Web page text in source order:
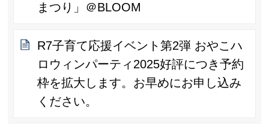
まつり」＠BLOOM
R7子育て応援イベント第2弾 おやこハ
ロウィンパーティ2025好評につき予約
枠を拡大します。お早めにお申し込み
ください。